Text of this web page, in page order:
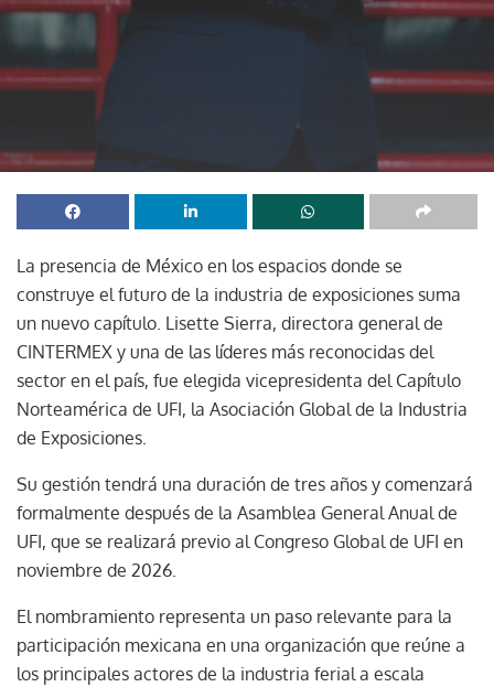
La presencia de México en los espacios donde se
construye el futuro de la industria de exposiciones suma
un nuevo capítulo. Lisette Sierra, directora general de
CINTERMEX y una de las líderes más reconocidas del
sector en el país, fue elegida vicepresidenta del Capítulo
Norteamérica de UFI, la Asociación Global de la Industria
de Exposiciones.
Su gestión tendrá una duración de tres años y comenzará
formalmente después de la Asamblea General Anual de
UFI, que se realizará previo al Congreso Global de UFI en
noviembre de 2026.
El nombramiento representa un paso relevante para la
participación mexicana en una organización que reúne a
los principales actores de la industria ferial a escala